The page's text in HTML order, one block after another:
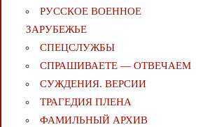
РУССКОЕ ВОЕННОЕ
ЗАРУБЕЖЬЕ
СПЕЦСЛУЖБЫ
СПРАШИВАЕТЕ — ОТВЕЧАЕМ
СУЖДЕНИЯ. ВЕРСИИ
ТРАГЕДИЯ ПЛЕНА
ФАМИЛЬНЫЙ АРХИВ